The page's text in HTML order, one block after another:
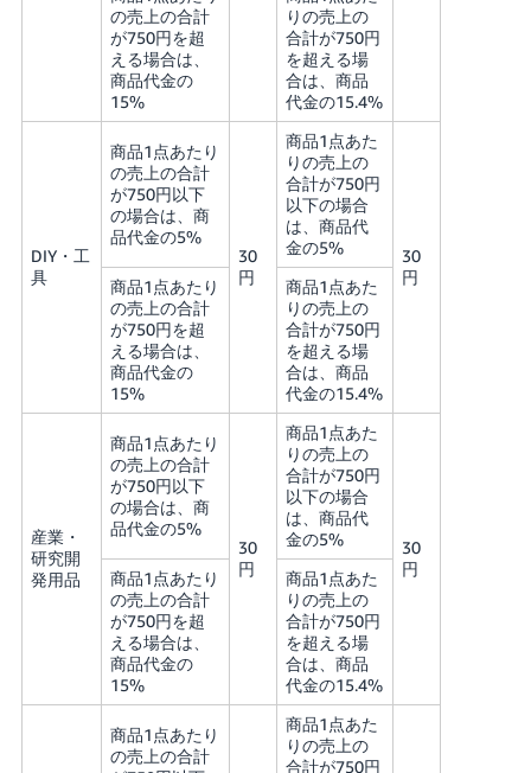
の売上の合計
が750円を超
える場合は、
商品代金の
15%
りの売上の
合計が750円
を超える場
合は、商品
代金の15.4%
DIY・工
具
商品1点あたり
の売上の合計
が750円以下
の場合は、商
品代金の5%
30
円
商品1点あた
りの売上の
合計が750円
以下の場合
は、商品代
金の5%
30
円
商品1点あたり
の売上の合計
が750円を超
える場合は、
商品代金の
15%
商品1点あた
りの売上の
合計が750円
を超える場
合は、商品
代金の15.4%
産業・
研究開
発用品
商品1点あたり
の売上の合計
が750円以下
の場合は、商
品代金の5%
30
円
商品1点あた
りの売上の
合計が750円
以下の場合
は、商品代
金の5%
30
円
商品1点あたり
の売上の合計
が750円を超
える場合は、
商品代金の
15%
商品1点あた
りの売上の
合計が750円
を超える場
合は、商品
代金の15.4%
商品1点あたり
の売上の合計
商品1点あた
りの売上の
合計が750円